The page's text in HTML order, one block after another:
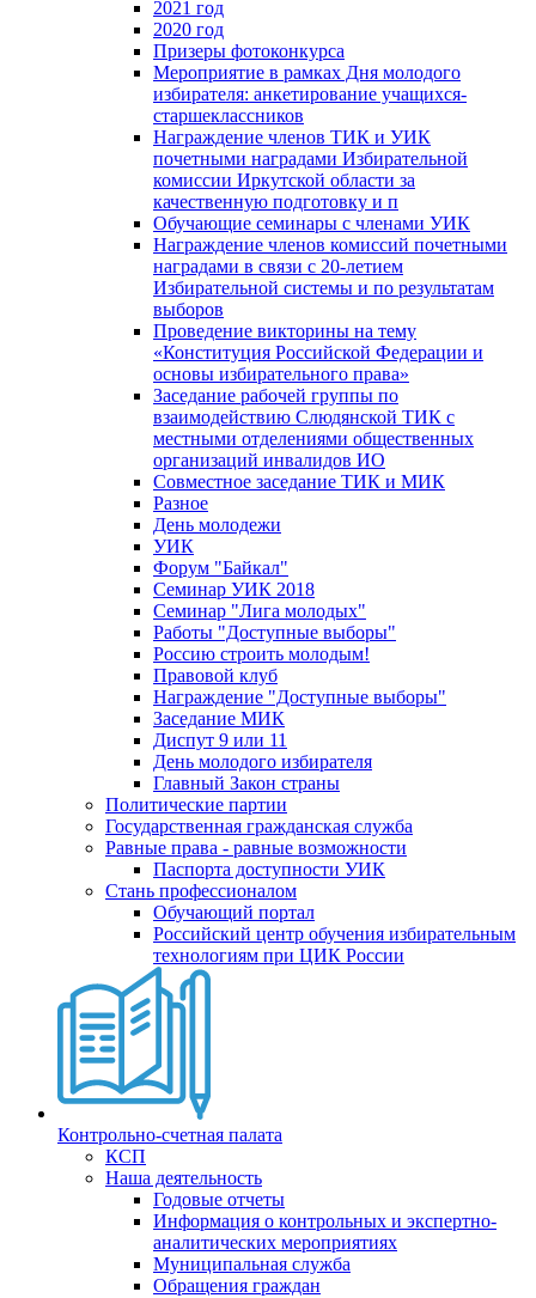
2021 год
2020 год
Призеры фотоконкурса
Мероприятие в рамках Дня молодого
избирателя: анкетирование учащихся-
старшеклассников
Награждение членов ТИК и УИК
почетными наградами Избирательной
комиссии Иркутской области за
качественную подготовку и п
Обучающие семинары с членами УИК
Награждение членов комиссий почетными
наградами в связи с 20-летием
Избирательной системы и по результатам
выборов
Проведение викторины на тему
«Конституция Российской Федерации и
основы избирательного права»
Заседание рабочей группы по
взаимодействию Слюдянской ТИК с
местными отделениями общественных
организаций инвалидов ИО
Совместное заседание ТИК и МИК
Разное
День молодежи
УИК
Форум "Байкал"
Семинар УИК 2018
Семинар "Лига молодых"
Работы "Доступные выборы"
Россию строить молодым!
Правовой клуб
Награждение "Доступные выборы"
Заседание МИК
Диспут 9 или 11
День молодого избирателя
Главный Закон страны
Политические партии
Государственная гражданская служба
Равные права - равные возможности
Паспорта доступности УИК
Стань профессионалом
Обучающий портал
Российский центр обучения избирательным
технологиям при ЦИК России
Контрольно-счетная палата
КСП
Наша деятельность
Годовые отчеты
Информация о контрольных и экспертно-
аналитических мероприятиях
Муниципальная служба
Обращения граждан